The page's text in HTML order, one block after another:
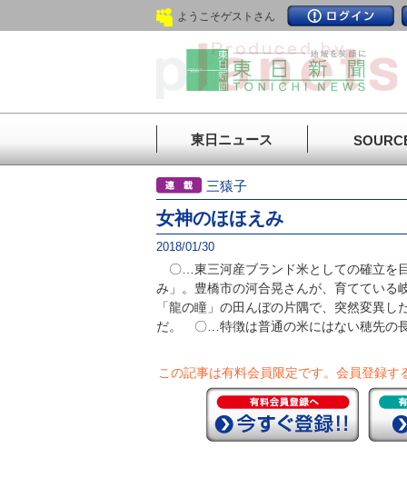
ようこそゲストさん
東日ニュース
三猿子
女神のほほえみ
2018/01/30
〇…東三河産ブランド米としての確立を
み」。豊橋市の河合晃さんが、育てている
「龍の瞳」の田んぼの片隅で、突然変異
だ。 〇…特徴は普通の米にはない穂先の
この記事は有料会員限定です。 会員登録す